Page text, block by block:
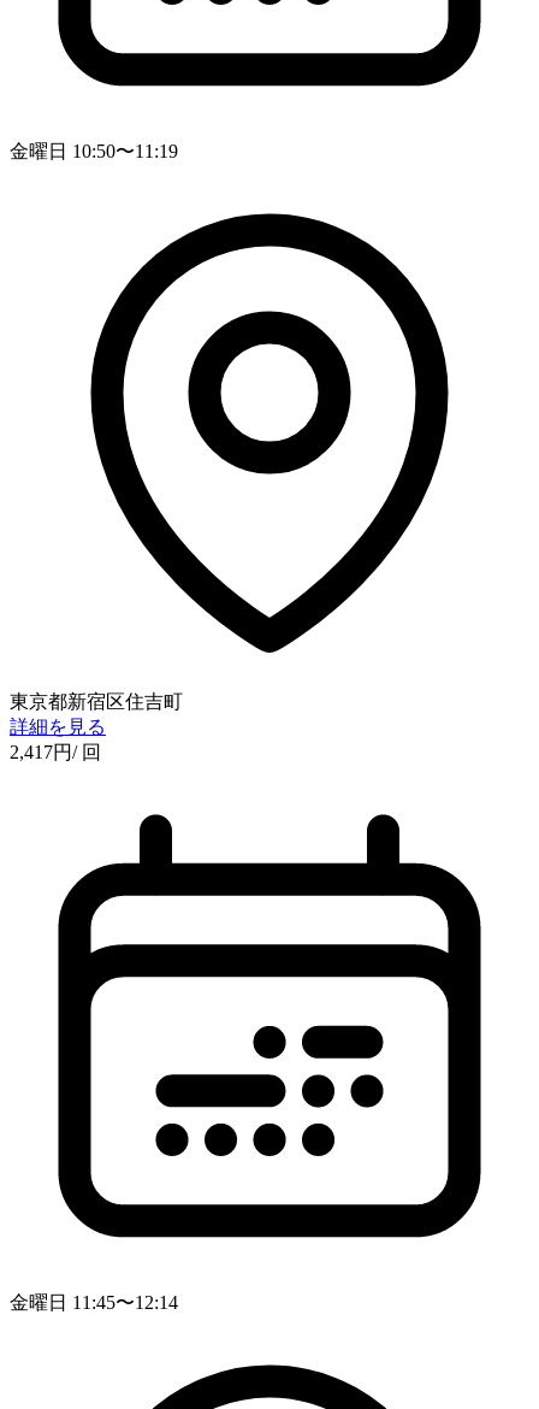
金曜日 10:50〜11:19
東京都新宿区住吉町
詳細を見る
2,417円/ 回
金曜日 11:45〜12:14